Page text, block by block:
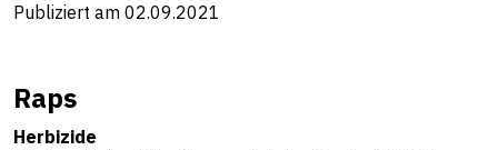
Publiziert am 02.09.2021
Raps
Herbizide